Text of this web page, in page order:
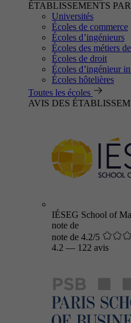
ÉTABLISSEMENTS
Universités
Écoles de commerce
Écoles d’ingénieurs
Écoles des métiers
Écoles de droit
Écoles d’ingénieur
Écoles hôtelières
Toutes les écoles
AVIS DES
IÉSEG School of
note de
note de 4.2/5
4.2 — 122 avis